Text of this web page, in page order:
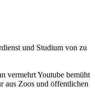
und Studium von zu
vermehrt Youtube bemüht
aus Zoos und öffentlichen